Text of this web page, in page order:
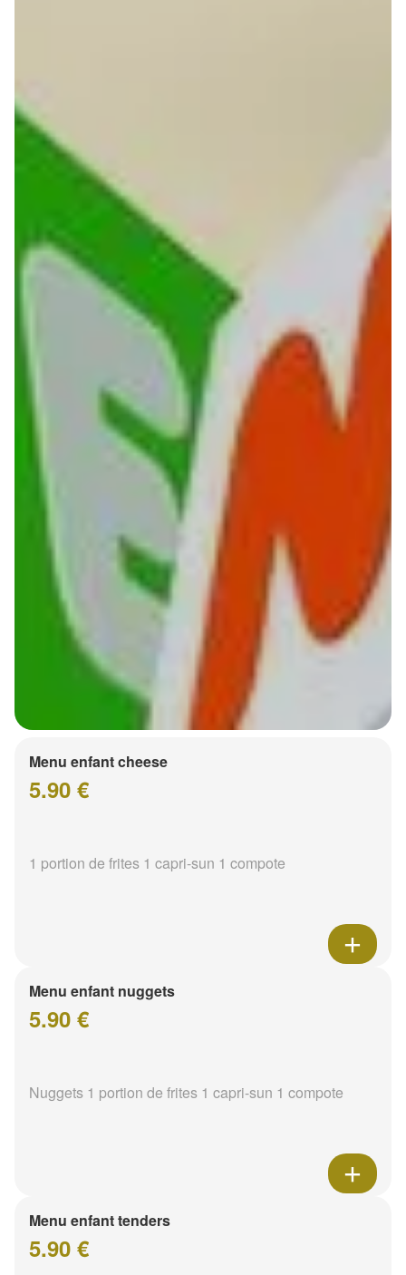
Menu enfant cheese
5.90 €
1 portion de frites 1 capri-sun 1 compote
Menu enfant nuggets
5.90 €
Nuggets 1 portion de frites 1 capri-sun 1 compote
Menu enfant tenders
5.90 €